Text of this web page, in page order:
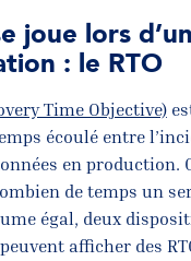
joue lors
: le RTO
Time Objective)
écoulé entre
en production.
de temps un
égal, deux
afficher des